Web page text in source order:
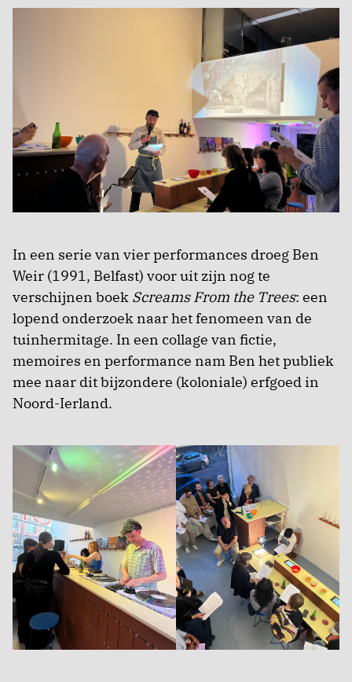
In een serie van vier performances droeg Ben
Weir (1991, Belfast) voor uit zijn nog te
verschijnen boek Screams From the Trees: een
lopend onderzoek naar het fenomeen van de
tuinhermitage. In een collage van fictie,
memoires en performance nam Ben het publiek
mee naar dit bijzondere (koloniale) erfgoed in
Noord-Ierland.